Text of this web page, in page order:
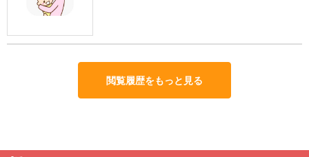
閲覧履歴をもっと見る